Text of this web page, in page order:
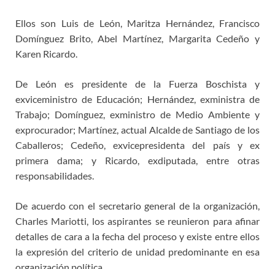
Ellos son Luis de León, Maritza Hernández, Francisco
Domínguez Brito, Abel Martínez, Margarita Cedeño y
Karen Ricardo.
De León es presidente de la Fuerza Boschista y
exviceministro de Educación; Hernández, exministra de
Trabajo; Domínguez, exministro de Medio Ambiente y
exprocurador; Martínez, actual Alcalde de Santiago de los
Caballeros; Cedeño, exvicepresidenta del país y ex
primera dama; y Ricardo, exdiputada, entre otras
responsabilidades.
De acuerdo con el secretario general de la organización,
Charles Mariotti, los aspirantes se reunieron para afinar
detalles de cara a la fecha del proceso y existe entre ellos
la expresión del criterio de unidad predominante en esa